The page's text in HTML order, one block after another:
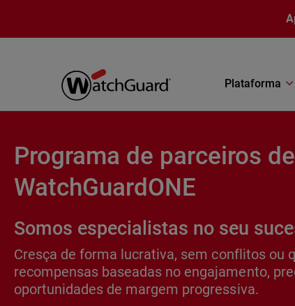
Plataforma
Programa de parceiros
WatchGuardONE
Somos especialistas no seu
Cresça de forma lucrativa, sem conflitos ou
recompensas baseadas no engajamento,
oportunidades de margem progressiva.